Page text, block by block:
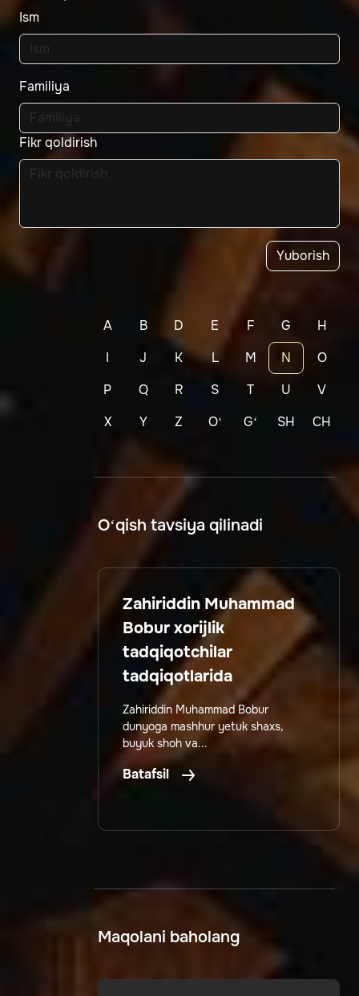
Ism
Familiya
Fikr qoldirish
Yuborish
A B D E F G
H
I
J K L M N
O
P
Q R S T U
V
X
Y Z Oʻ Gʻ SH CH
O‘qish tavsiya qilinadi
Zahiriddin Muhammad
Bobur xorijlik
tadqiqotchilar
tadqiqotlarida
Zahiriddin Muhammad Bobur
dunyoga mashhur yetuk shaxs,
buyuk shoh va...
Batafsil
Maqolani baholang